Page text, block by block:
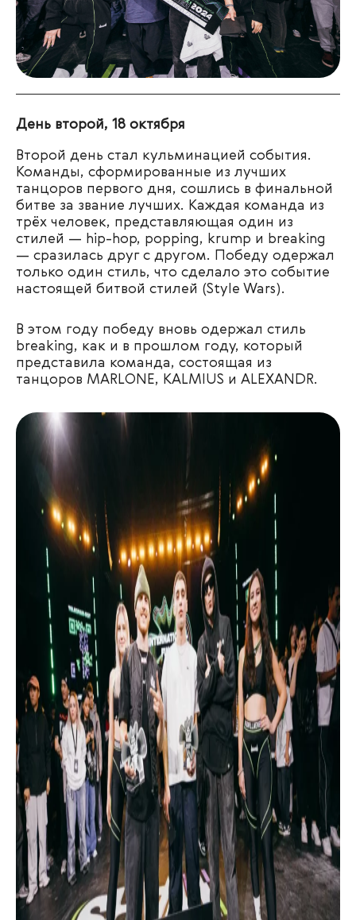
День второй, 18 октября
Второй день стал кульминацией события.
Команды, сформированные из лучших
танцоров первого дня, сошлись в финальной
битве за звание лучших. Каждая команда из
трёх человек, представляющая один из
стилей — hip-hop, popping, krump и breaking
— сразилась друг с другом. Победу одержал
только один стиль, что сделало это событие
настоящей битвой стилей (Style Wars).
В этом году победу вновь одержал стиль
breaking, как и в прошлом году, который
представила команда, состоящая из
танцоров MARLONE, KALMIUS и ALEXANDR.